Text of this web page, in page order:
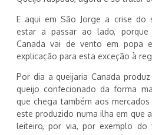
E aqui em São Jorge a crise do
estar a passar ao lado,
Canada vai de vento em popa
explicação para esta exceção à
Por dia a queijaria Canada
queijo confecionado da forma
que chega também aos
este produzido numa ilha em que
leiteiro, por via, por exemplo do